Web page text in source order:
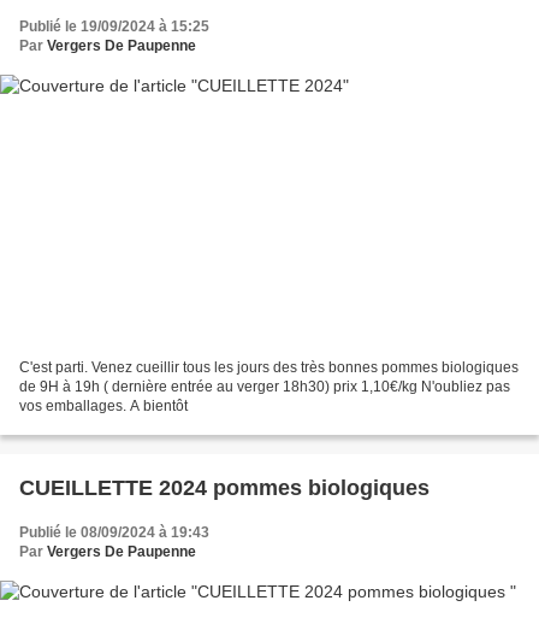
Publié le 19/09/2024 à 15:25
Par Vergers De Paupenne
C'est parti. Venez cueillir tous les jours des très bonnes pommes biologiques
de 9H à 19h ( dernière entrée au verger 18h30) prix 1,10€/kg N'oubliez pas
vos emballages. A bientôt
CUEILLETTE 2024 pommes biologiques
Publié le 08/09/2024 à 19:43
Par Vergers De Paupenne